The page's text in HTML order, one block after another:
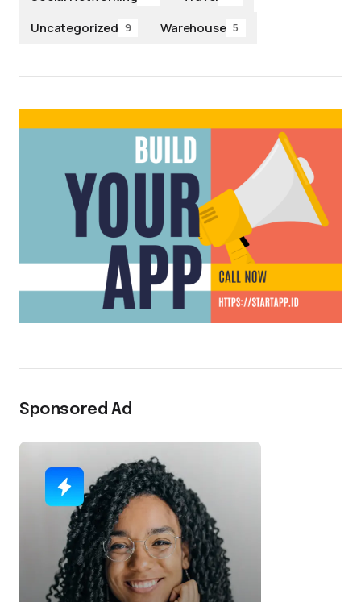
Uncategorized 9 Warehouse 5
Sponsored Ad